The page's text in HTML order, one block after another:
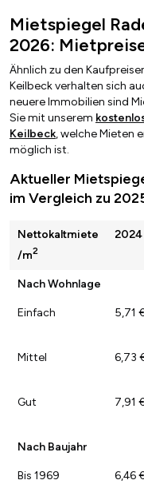
Mietspiegel
2026:
Ähnlich zu den
Keilbeck verhalten sich
neuere Immobilien sind
Sie mit unserem
Keilbeck, welche Mieten
möglich ist.
Aktueller
im Vergleich zu
Nettokaltmiete
/m2
2024
Nach Wohnlage
Einfach 5,71
Mittel 6,73
Gut 7,91
Nach Baujahr
Bis 1969 6,46